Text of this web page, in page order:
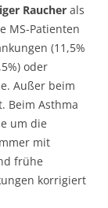
Raucher als
MS-Patienten
(11,5%
oder
Außer beim
Beim Asthma
um die
mit
frühe
korrigiert